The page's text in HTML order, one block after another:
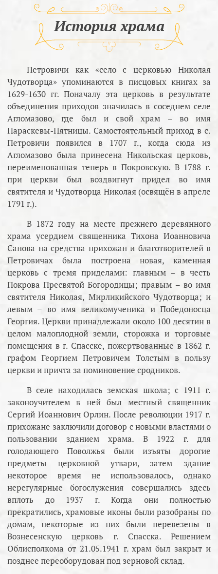
История храма
Петровичи как «село с церковью Николая
Чудотворца» упоминаются в писцовых книгах за
1629-1630 гг. Поначалу эта церковь в результате
объединения приходов значилась в соседнем селе
Агломазово, где был и свой храм – во имя
Параскевы-Пятницы. Самостоятельный приход в с.
Петровичи появился в 1707 г., когда сюда из
Агломазово была принесена Никольская церковь,
переименованная теперь в Покровскую. В 1788 г.
при церкви был воздвигнут придел во имя
святителя и Чудотворца Николая (освящён в апреле
1791 г.).
В 1872 году на месте прежнего деревянного
храма усердием священника Тихона Иоанновича
Санова на средства прихожан и благотворителей в
Петровичах была построена новая, каменная
церковь с тремя приделами: главным – в честь
Покрова Пресвятой Богородицы; правым – во имя
святителя Николая, Мирликийского Чудотворца; и
левым – во имя великомученика и Победоносца
Георгия. Церкви принадлежали около 100 десятин в
целом малоплодной земли, сторожка и торговые
помещения в г. Спасске, пожертвованные в 1862 г.
графом Георгием Петровичем Толстым в пользу
церкви и причта за поминовение сродников.
В селе находилась земская школа; с 1911 г.
законоучителем в ней был местный священник
Сергий Иоаннович Орлин. После революции 1917 г.
прихожане заключили договор с новыми властями о
пользовании зданием храма. В 1922 г. для
голодающего Поволжья были изъяты дорогие
предметы церковной утвари, затем здание
некоторое время не использовалось, однако
нерегулярные богослужения совершались здесь
вплоть до 1937 г. Когда они полностью
прекратились, храмовые иконы были разобраны по
домам, некоторые из них были перевезены в
Вознесенскую церковь г. Спасска. Решением
Облисполкома от 21.05.1941 г. храм был закрыт и
позднее переоборудован под зерновой склад.